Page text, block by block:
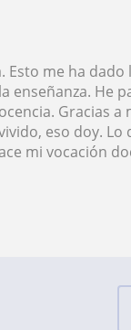
Esto me ha
He
Gracias
eso doy.
mi vocación